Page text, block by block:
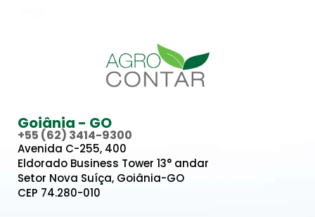
Goiânia - GO
+55 (62) 3414-9300
Avenida C-255, 400
Eldorado Business Tower 13° andar
Setor Nova Suíça, Goiânia-GO
CEP 74.280-010